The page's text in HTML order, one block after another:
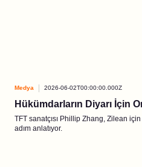
Medya 2026-06-02T00:00:00.000Z
Hükümdarların Diyarı İçin
TFT sanatçısı Phillip Zhang, Zilean
adım anlatıyor.